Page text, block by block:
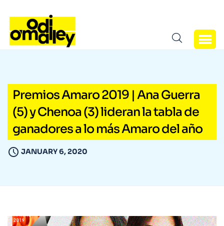
Premios Amaro 2019 | Ana Guerra
(5) y Chenoa (3) lideran la tabla de
ganadores a lo más Amaro del año
JANUARY 6, 2020